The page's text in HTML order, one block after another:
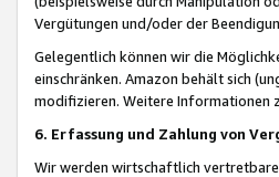
Vergütungen und/oder der
Gelegentlich können wir die
einschränken. Amazon behält sich
modifizieren. Weitere Informationen
6. Erfassung und Zahlung von
Wir werden wirtschaftlich